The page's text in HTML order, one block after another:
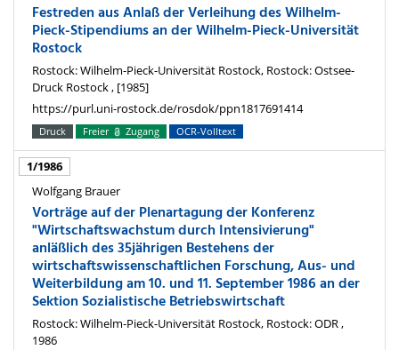
Festreden aus Anlaß der Verleihung des Wilhelm-
Pieck-Stipendiums an der Wilhelm-Pieck-Universität
Rostock
Rostock: Wilhelm-Pieck-Universität Rostock, Rostock: Ostsee-
Druck Rostock , [1985]
https://purl.uni-rostock.de/rosdok/ppn1817691414
Druck Freier Zugang OCR-Volltext
1/1986
Wolfgang Brauer
Vorträge auf der Plenartagung der Konferenz
"Wirtschaftswachstum durch Intensivierung"
anläßlich des 35jährigen Bestehens der
wirtschaftswissenschaftlichen Forschung, Aus- und
Weiterbildung am 10. und 11. September 1986 an der
Sektion Sozialistische Betriebswirtschaft
Rostock: Wilhelm-Pieck-Universität Rostock, Rostock: ODR ,
1986